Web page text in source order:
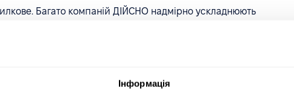
Інформація
Багато компаній ДІЙСНО надмірно ускладнюють
призначений для створення ясності, на
виграли б від структурованої узгодженості, – але